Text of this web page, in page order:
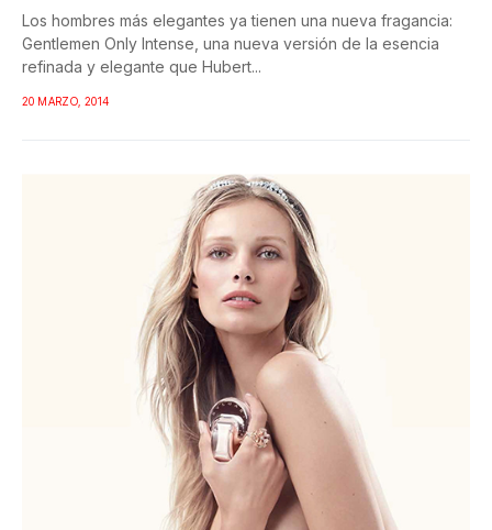
Los hombres más elegantes ya tienen una nueva fragancia:
Gentlemen Only Intense, una nueva versión de la esencia
refinada y elegante que Hubert...
20 MARZO, 2014